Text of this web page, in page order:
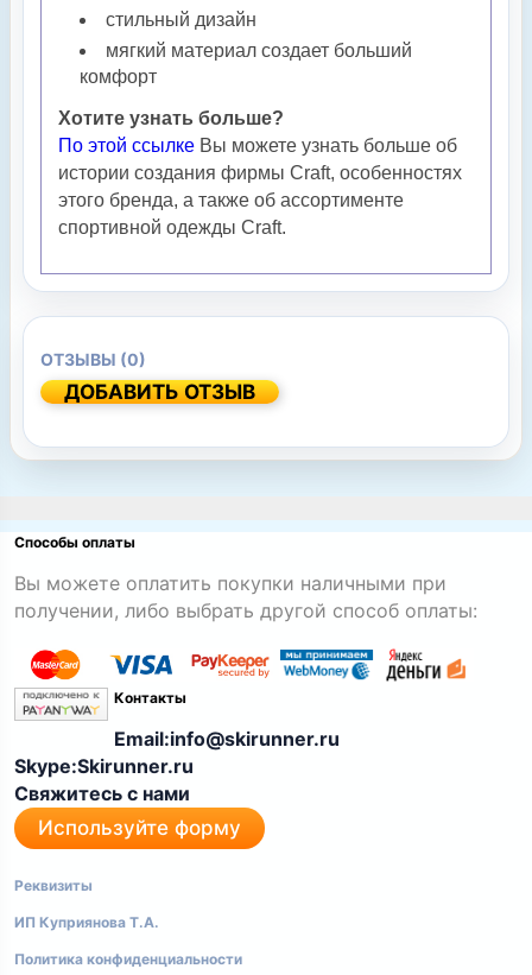
стильный дизайн
мягкий материал создает больший
комфорт
Хотите узнать больше?
По этой ссылке Вы можете узнать больше об
истории создания фирмы Craft, особенностях
этого бренда, а также об ассортименте
спортивной одежды Craft.
ОТЗЫВЫ (0)
ДОБАВИТЬ ОТЗЫВ
Способы оплаты
Вы можете оплатить покупки наличными при
получении, либо выбрать другой способ оплаты:
Контакты
Email:info@skirunner.ru
Skype:Skirunner.ru
Свяжитесь с нами
Используйте форму
Реквизиты
ИП Куприянова Т.А.
Политика конфиденциальности